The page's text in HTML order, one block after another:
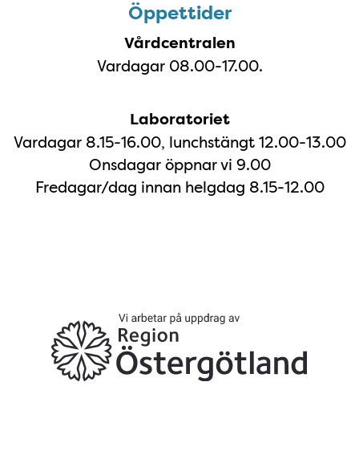
Öppettider
Vårdcentralen
Vardagar 08.00-17.00.
Laboratoriet
Vardagar 8.15-16.00, lunchstängt 12.00-13.00
Onsdagar öppnar vi 9.00
Fredagar/dag innan helgdag 8.15-12.00